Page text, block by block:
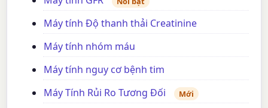
Máy tính Độ thanh thải Creatinine
Máy tính nhóm máu
Máy tính nguy cơ bệnh tim
Máy Tính Rủi Ro Tương Đối
Mới